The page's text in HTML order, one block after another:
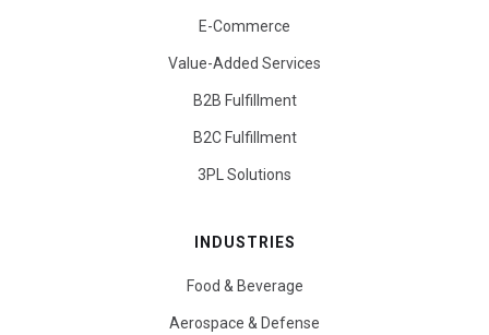
E-Commerce
Value-Added Services
B2B Fulfillment
B2C Fulfillment
3PL Solutions
INDUSTRIES
Food & Beverage
Aerospace & Defense